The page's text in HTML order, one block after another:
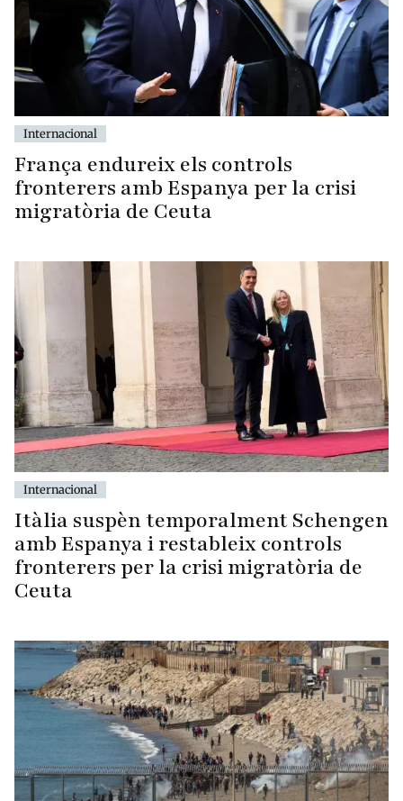
Internacional
França endureix els controls
fronterers amb Espanya per la crisi
migratòria de Ceuta
Internacional
Itàlia suspèn temporalment Schengen
amb Espanya i restableix controls
fronterers per la crisi migratòria de
Ceuta